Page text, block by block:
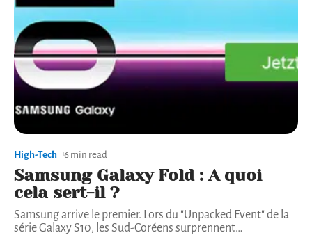
High-Tech 6 min read
Samsung Galaxy Fold : A quoi
cela sert-il ?
Samsung arrive le premier. Lors du "Unpacked Event" de la
série Galaxy S10, les Sud-Coréens surprennent…